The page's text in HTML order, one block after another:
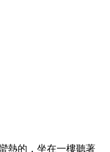
熱的，坐在一樓聽著